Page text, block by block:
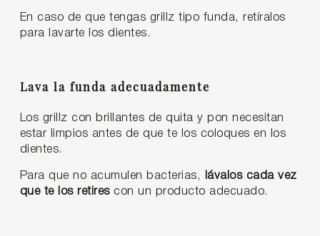
En caso de que tengas grillz tipo funda, retíralos
para lavarte los dientes.
Lava la funda adecuadamente
Los grillz con brillantes de quita y pon necesitan
estar limpios antes de que te los coloques en los
dientes.
Para que no acumulen bacterias,
lávalos cada vez
que te los retirescon un producto adecuado.